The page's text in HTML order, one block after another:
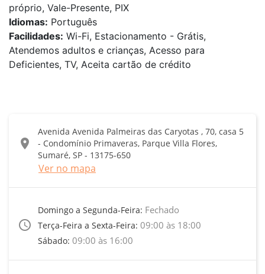
próprio, Vale-Presente, PIX
Idiomas: Português
Facilidades: Wi-Fi, Estacionamento - Grátis,
Atendemos adultos e crianças, Acesso para
Deficientes, TV, Aceita cartão de crédito
location_on
Avenida Avenida Palmeiras das Caryotas , 70, casa 5
- Condomínio Primaveras, Parque Villa Flores,
Sumaré, SP - 13175-650
Ver no mapa
access_time
Domingo a Segunda-Feira: Fechado
Terça-Feira a Sexta-Feira: 09:00 às 18:00
Sábado: 09:00 às 16:00